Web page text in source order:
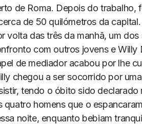
de Roma. Depois do trabalho,
de 50 quilómetros da capital.
volta das três da manhã, um
com outros jovens e Willy
de mediador acabou por lhe
chegou a ser socorrido por
tendo o óbito sido declarado
quatro homens que o
noite, enquanto bebiam